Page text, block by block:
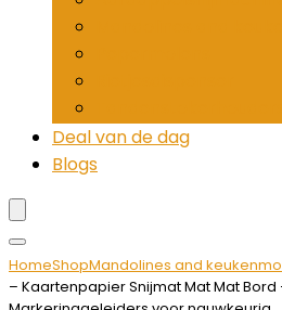
Deal van de dag
Blogs
HomeShopMandolines and
– Kaartenpapier Snijmat Mat Mat